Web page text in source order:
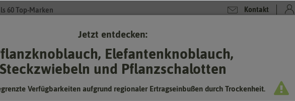
60 Top-Marken Kontakt
Jetzt entdecken:
Elefantenknoblauch,
Steckzwiebeln und Pflanzschalotten
Verfügbarkeiten aufgrund regionaler Ertragseinbußen durch Trockenheit.